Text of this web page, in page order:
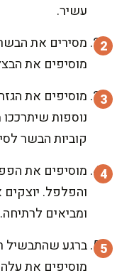
עשיר.
מסירים את
מוסיפים את
נוספות
קוביות הבשר
מוסיפים את
והפלפל.
ומביאים לרתיחה.
ברגע שהתבשיל
מוסיפים את